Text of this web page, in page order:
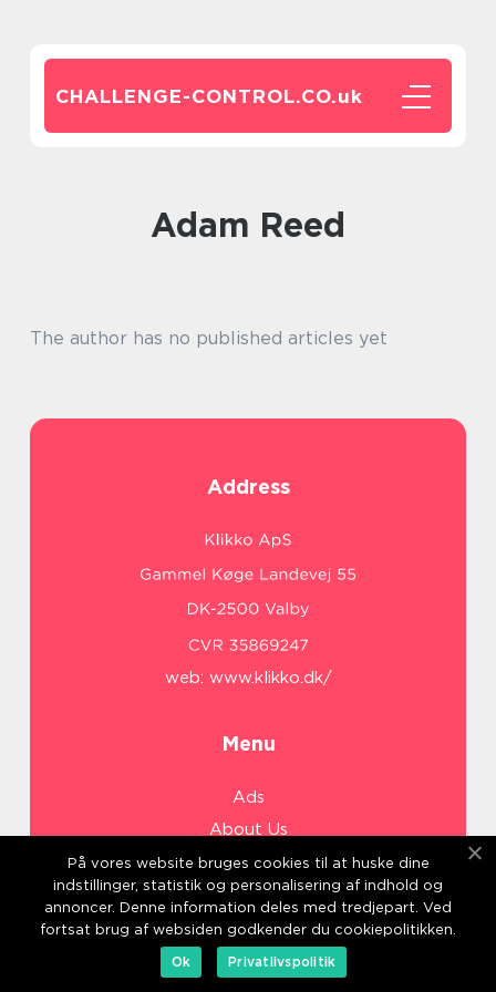
CHALLENGE-CONTROL.CO.uk
Adam Reed
The author has no published articles yet
Address
web: www.klikko.dk/
Menu
Ads
About Us
Cookies
Contact
Sitemap
På vores website bruges cookies til at huske dine
indstillinger, statistik og personalisering af indhold og
annoncer. Denne information deles med tredjepart. Ved
fortsat brug af websiden godkender du cookiepolitikken.
Ok
Privatlivspolitik